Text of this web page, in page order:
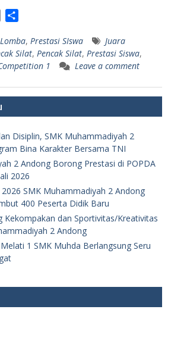
a
i
l
a
r
e
Lomba, Prestasi SIswa
Juara
Silat, Pencak Silat, Prestasi Siswa,
1 Leave a comment
Disiplin, SMK Muhammadiyah 2
Bina Karakter Bersama TNI
2 Andong Borong Prestasi di POPDA
2026
SMK Muhammadiyah 2 Andong
400 Peserta Didik Baru
Kekompakan dan Sportivitas/Kreativitas
2 Andong
1 SMK Muhda Berlangsung Seru